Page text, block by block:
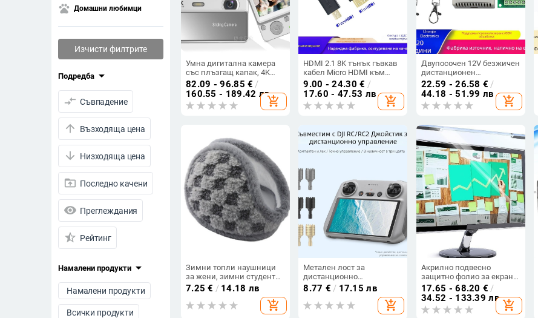
pets Домашни любимци
Изчисти филтрите
Подредба arrow_drop_down
compare_arrows Съвпадение
arrow_upward Възходяща цена
arrow_downward Низходяща цена
drive_folder_upload Последно качени
visibility Преглеждания
star_half Рейтинг
Намалени продукти arrow_drop_down
Намалени продукти
Всички продукти
Умна дигитална камера
със плъзгащ капак, 4K
видеозапис, CMOS 20 MP
сензор, 16x оптично
увеличение, 2,8-инчов
LCD
82.09 - 96.85 € /
160.55 - 189.42 лв
add_shopping_cart
HDMI 2.1 8K тънък гъвкав
кабел Micro HDMI към
стандартен HDMI, 3 м,
позлатени контакти
9.00 - 24.30 € /
17.60 - 47.53 лв
add_shopping_cart
Двупосочен 12V безжичен
дистанционен
превключвател —
комплект за управление
на DC мотор,
електромагнитна клапа,
на порти (напред/назад)
22.59 - 26.58 € /
44.18 - 51.99 лв
add_shopping_cart
Зимни топли наушници
за жени, зимни студенти,
дейности на открито,
плюшени наушници,
ветроустойчиви, студени
7.25 € / 14.18 лв
add_shopping_cart
Метален лост за
дистанционно
управление DJI
RC/RC2/RC Pro/RC N1/N2,
LKTOP YG-LKT,
8.77 € / 17.15 лв
add_shopping_cart
Акрилно подвесно
защитно фолио за екран
против синя светлина за
настолен компютър 12–
27 инча, лесен монтаж
17.65 - 68.20 € /
34.52 - 133.39 лв
add_shopping_cart